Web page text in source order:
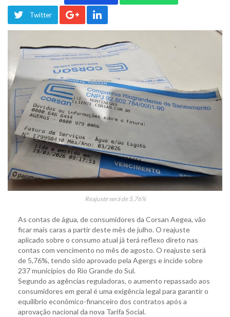
Twitter
Reajuste será de 5,76%
As contas de água, de consumidores da Corsan Aegea, vão
ficar mais caras a partir deste mês de julho. O reajuste
aplicado sobre o consumo atual já terá reflexo direto nas
contas com vencimento no mês de agosto. O reajuste será
de 5,76%, tendo sido aprovado pela Agergs e incide sobre
237 municípios do Rio Grande do Sul.
Segundo as agências reguladoras, o aumento repassado aos
consumidores em geral é uma exigência legal para garantir o
equilíbrio econômico-financeiro dos contratos após a
aprovação nacional da nova Tarifa Social.